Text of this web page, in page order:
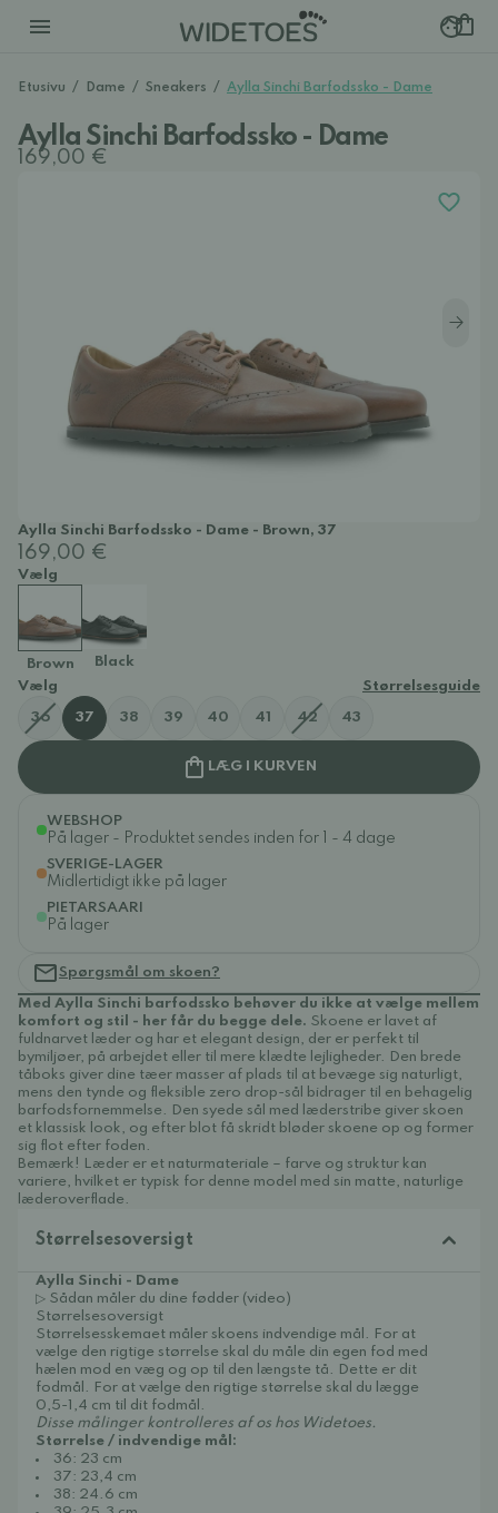
Etusivu / Dame / Sneakers / Aylla Sinchi Barfodssko - Dame
Aylla Sinchi Barfodssko - Dame
169,00 €
Aylla Sinchi Barfodssko - Dame - Brown, 37
169,00 €
Vælg
Brown
Black
Vælg
Størrelsesguide
36 37 38 39 40 41 42 43
LÆG I KURVEN
WEBSHOP
På lager - Produktet sendes inden for 1 - 4 dage
SVERIGE-LAGER
Midlertidigt ikke på lager
PIETARSAARI
På lager
Spørgsmål om skoen?
Med Aylla Sinchi barfodssko behøver du ikke at vælge mellem
komfort og stil - her får du begge dele. Skoene er lavet af
fuldnarvet læder og har et elegant design, der er perfekt til
bymiljøer, på arbejdet eller til mere klædte lejligheder. Den brede
tåboks giver dine tæer masser af plads til at bevæge sig naturligt,
mens den tynde og fleksible zero drop-sål bidrager til en behagelig
barfodsfornemmelse. Den syede sål med læderstribe giver skoen
et klassisk look, og efter blot få skridt bløder skoene op og former
sig flot efter foden.
Bemærk! Læder er et naturmateriale – farve og struktur kan
variere, hvilket er typisk for denne model med sin matte, naturlige
læderoverflade.
Størrelsesoversigt
Aylla Sinchi - Dame
▷ Sådan måler du dine fødder (video)
Størrelsesoversigt
Størrelsesskemaet måler skoens indvendige mål. For at
vælge den rigtige størrelse skal du måle din egen fod med
hælen mod en væg og op til den længste tå. Dette er dit
fodmål. For at vælge den rigtige størrelse skal du lægge
0,5-1,4 cm til dit fodmål.
Disse målinger kontrolleres af os hos Widetoes.
Størrelse / indvendige mål:
36: 23 cm
37: 23,4 cm
38: 24.6 cm